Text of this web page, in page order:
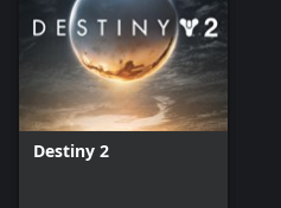
Destiny 2